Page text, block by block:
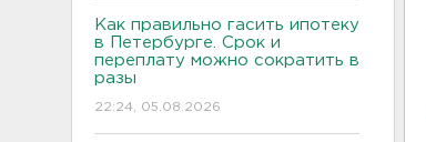
Как правильно гасить ипотеку
в Петербурге. Срок и
переплату можно сократить в
разы
22:24, 05.08.2026